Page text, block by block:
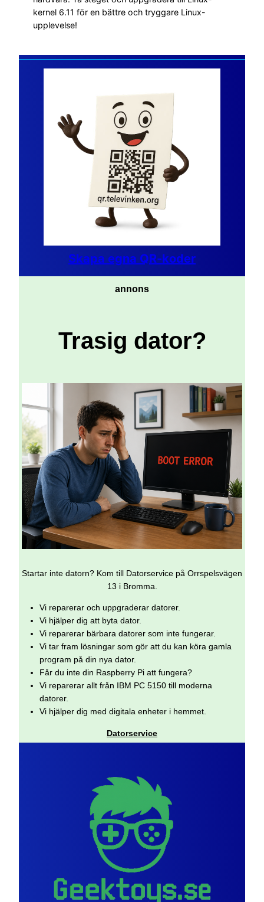
kernel 6.11 för en bättre och tryggare Linux-
upplevelse!
Skapa egna QR-koder
annons
Trasig dator?
Startar inte datorn? Kom till Datorservice på Orrspelsvägen
13 i Bromma.
Vi reparerar och uppgraderar datorer.
Vi hjälper dig att byta dator.
Vi reparerar bärbara datorer som inte fungerar.
Vi tar fram lösningar som gör att du kan köra gamla
program på din nya dator.
Får du inte din Raspberry Pi att fungera?
Vi reparerar allt från IBM PC 5150 till moderna
datorer.
Vi hjälper dig med digitala enheter i hemmet.
Datorservice